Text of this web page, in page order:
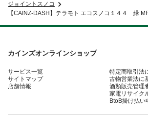
ジョイントスノコ
【CAINZ-DASH】テラモト エコスノコ１４４ 緑
カインズオンラインショップ
サービス一覧
サイトマップ
店舗情報
特定商取引法
古物営業法に
酒類販売管理
家電リサイク
BtoB掛け払い